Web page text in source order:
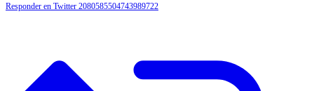
Responder en Twitter 2080585504743989722